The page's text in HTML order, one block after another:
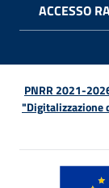
ACCESSO
PNRR 2021-
"Digitalizzazione